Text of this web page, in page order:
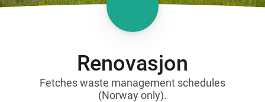
Renovasjon
Fetches waste management schedules
(Norway only).